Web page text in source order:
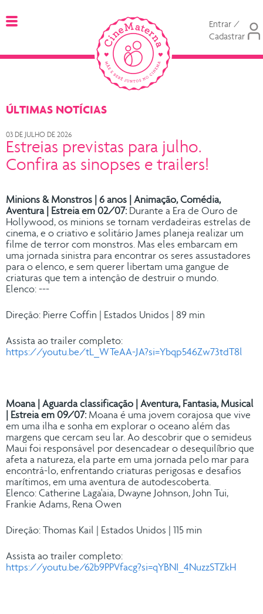
Entrar /
Cadastrar
ÚLTIMAS NOTÍCIAS
03 DE JULHO DE 2026
Estreias previstas para julho.
Confira as sinopses e trailers!
Minions & Monstros | 6 anos | Animação, Comédia,
Aventura | Estreia em 02/07: Durante a Era de Ouro de
Hollywood, os minions se tornam verdadeiras estrelas de
cinema, e o criativo e solitário James planeja realizar um
filme de terror com monstros. Mas eles embarcam em
uma jornada sinistra para encontrar os seres assustadores
para o elenco, e sem querer libertam uma gangue de
criaturas que tem a intenção de destruir o mundo.
Elenco: ---
Direção: Pierre Coffin | Estados Unidos | 89 min
Assista ao trailer completo:
https://youtu.be/tL_WTeAA-JA?si=Ybqp546Zw73tdT8l
Moana | Aguarda classificação | Aventura, Fantasia, Musical
| Estreia em 09/07: Moana é uma jovem corajosa que vive
em uma ilha e sonha em explorar o oceano além das
margens que cercam seu lar. Ao descobrir que o semideus
Maui foi responsável por desencadear o desequilíbrio que
afeta a natureza, ela parte em uma jornada pelo mar para
encontrá-lo, enfrentando criaturas perigosas e desafios
marítimos, em uma aventura de autodescoberta.
Elenco: Catherine Laga'aia, Dwayne Johnson, John Tui,
Frankie Adams, Rena Owen
Direção: Thomas Kail | Estados Unidos | 115 min
Assista ao trailer completo:
https://youtu.be/62b9PPVfacg?si=qYBNI_4NuzzSTZkH